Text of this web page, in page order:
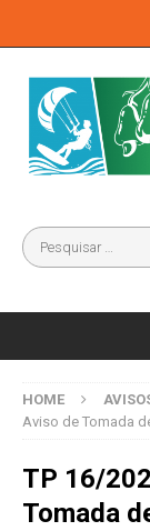
HOME
Aviso de Tomada
TP 16/
Tomada